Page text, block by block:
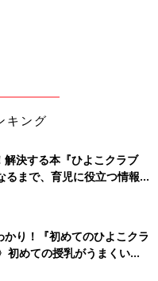
が必要。
か。
付けようかな...座り肩車
が
キング
決する本『ひよこクラブ
まで、育児に役立つ情報が
り！『初めてのひよこクラ
初めての授乳がうまくい
本と夏のトラブル 解決テ